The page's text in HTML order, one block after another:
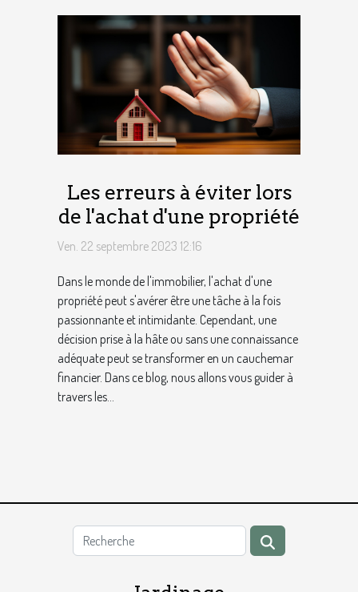
Les erreurs à éviter lors
de l'achat d'une propriété
Ven. 22 septembre 2023 12:16
Dans le monde de l'immobilier, l'achat d'une
propriété peut s'avérer être une tâche à la fois
passionnante et intimidante. Cependant, une
décision prise à la hâte ou sans une connaissance
adéquate peut se transformer en un cauchemar
financier. Dans ce blog, nous allons vous guider à
travers les...